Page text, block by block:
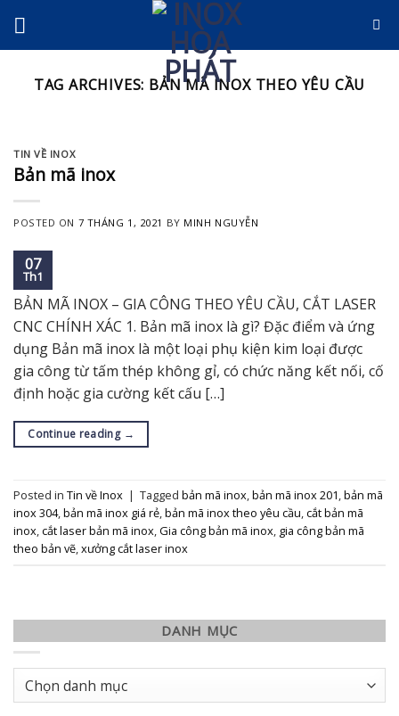
content
TAG ARCHIVES: BẢN MÃ INOX THEO YÊU CẦU
TIN VỀ INOX
Bản mã inox
POSTED ON 7 THÁNG 1, 2021 BY MINH NGUYỄN
07
Th1
BẢN MÃ INOX – GIA CÔNG THEO YÊU CẦU, CẮT LASER
CNC CHÍNH XÁC 1. Bản mã inox là gì? Đặc điểm và ứng
dụng Bản mã inox là một loại phụ kiện kim loại được
gia công từ tấm thép không gỉ, có chức năng kết nối, cố
định hoặc gia cường kết cấu […]
Continue reading →
Posted in Tin về Inox | Tagged bản mã inox,bản mã inox 201,bản mã
inox 304,bản mã inox giá rẻ,bản mã inox theo yêu cầu,cắt bản mã
inox,cắt laser bản mã inox,Gia công bản mã inox, gia công bản mã
theo bản vẽ,xưởng cắt laser inox
DANH MỤC
Danh
mục